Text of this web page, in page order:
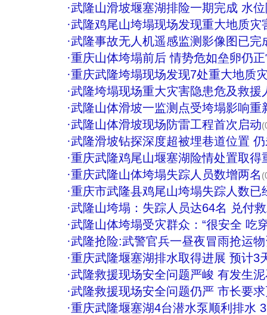
·武隆山滑坡堰塞湖排险一期完成 水
·武隆鸡尾山垮塌现场发现重大地质灾
·武隆事故无人机遥感监测影像图已完
·重庆山体垮塌前后 情势危如垒卵仍
·重庆武隆垮塌现场发现7处重大地质
·武隆垮塌现场重大灾害隐患危及救援
·武隆山体滑坡一监测点受垮塌影响重
·武隆山体滑坡现场防雷工程首次启动
·武隆滑坡钻探深度超被埋巷道位置
·重庆武隆鸡尾山堰塞湖险情处置取得
·重庆武隆山体垮塌失踪人员数增两名
·重庆市武隆县鸡尾山垮塌失踪人数已
·武隆山垮塌：失踪人员达64名 兑付
·武隆山体垮塌受灾群众：“很安全 吃
·武隆抢险:武警官兵一昼夜冒雨抢运
·重庆武隆堰塞湖排水取得进展 预计3
·武隆救援现场安全问题严峻 有发生
·武隆救援现场安全问题仍严 市长要
·重庆武隆堰塞湖4台潜水泵顺利排水